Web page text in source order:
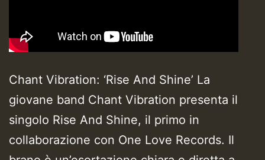
Chant Vibration: ‘Rise And Shine’ La
giovane band Chant Vibration presenta il
singolo Rise And Shine, il primo in
collaborazione con One Love Records. Il